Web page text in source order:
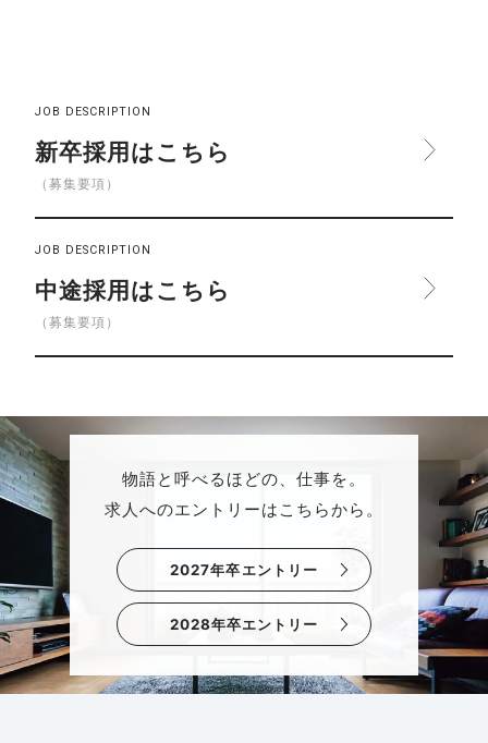
JOB DESCRIPTION
新卒採用はこちら
（募集要項）
JOB DESCRIPTION
中途採用はこちら
（募集要項）
物語と呼べるほどの、仕事を。
求人へのエントリーはこちらから。
2027年卒エントリー
2028年卒エントリー